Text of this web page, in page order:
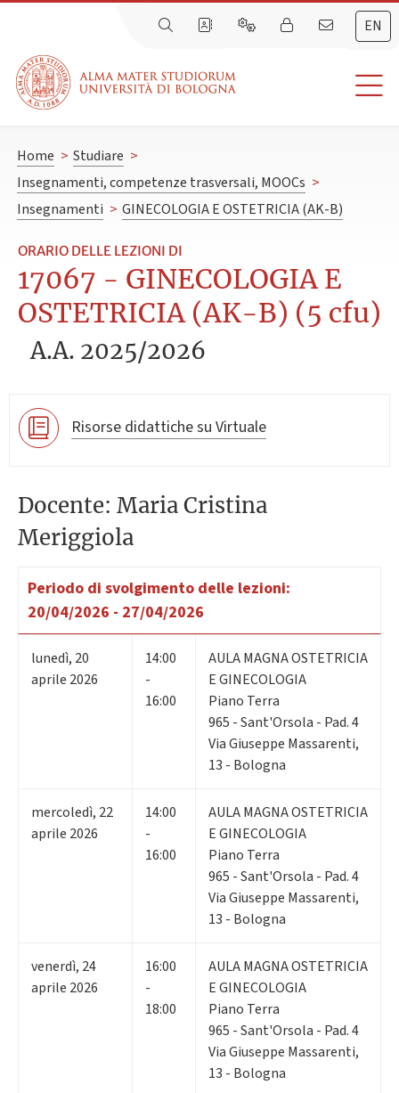
EN
Home > Studiare >
Insegnamenti, competenze trasversali, MOOCs >
Insegnamenti > GINECOLOGIA E OSTETRICIA (AK-B)
ORARIO DELLE LEZIONI DI
17067 - GINECOLOGIA E
OSTETRICIA (AK-B) (5 cfu)
A.A. 2025/2026
Risorse didattiche su Virtuale
Docente: Maria Cristina
Meriggiola
Periodo di svolgimento delle lezioni:
20/04/2026 - 27/04/2026
lunedì, 20
aprile 2026
14:00
-
16:00
AULA MAGNA OSTETRICIA
E GINECOLOGIA
Piano Terra
965 - Sant'Orsola - Pad. 4
Via Giuseppe Massarenti,
13 - Bologna
mercoledì, 22
aprile 2026
14:00
-
16:00
AULA MAGNA OSTETRICIA
E GINECOLOGIA
Piano Terra
965 - Sant'Orsola - Pad. 4
Via Giuseppe Massarenti,
13 - Bologna
venerdì, 24
aprile 2026
16:00
-
18:00
AULA MAGNA OSTETRICIA
E GINECOLOGIA
Piano Terra
965 - Sant'Orsola - Pad. 4
Via Giuseppe Massarenti,
13 - Bologna